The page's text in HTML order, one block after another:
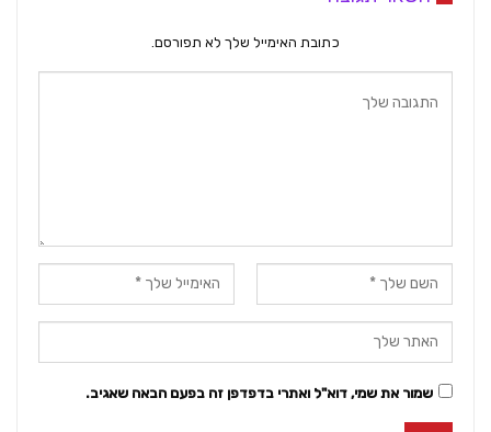
כתובת האימייל שלך לא תפורסם.
שמור את שמי, דוא"ל ואתרי בדפדפן זה בפעם הבאה שאגיב.